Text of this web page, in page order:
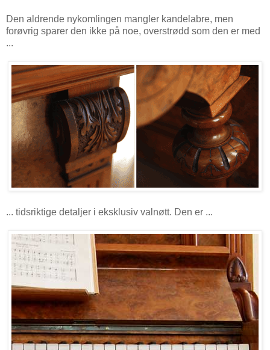
Den aldrende nykomlingen mangler kandelabre, men
forøvrig sparer den ikke på noe, overstrødd som den er med
...
... tidsriktige detaljer i eksklusiv valnøtt. Den er ...